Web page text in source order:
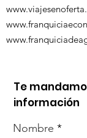
Te
información
Nombre